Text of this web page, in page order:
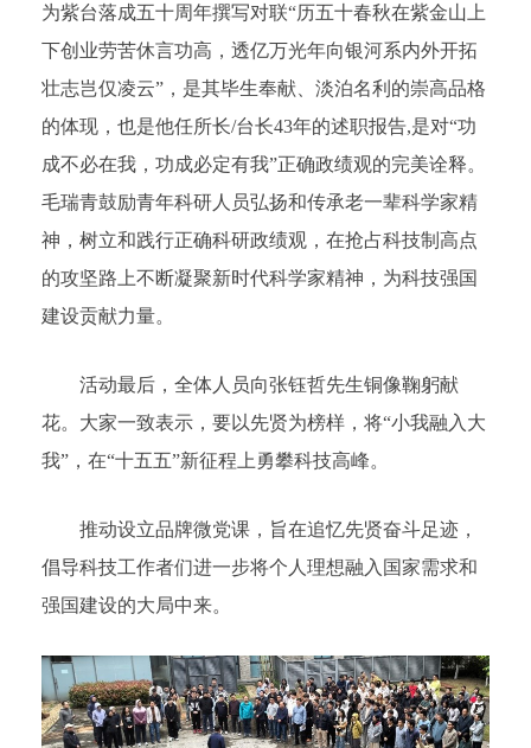
为紫台落成五十周年撰写对联“历五十春秋在紫金山上
下创业劳苦休言功高，透亿万光年向银河系内外开拓
壮志岂仅凌云”，是其毕生奉献、淡泊名利的崇高品格
的体现，也是他任所长/台长43年的述职报告,是对“功
成不必在我，功成必定有我”正确政绩观的完美诠释。
毛瑞青鼓励青年科研人员弘扬和传承老一辈科学家精
神，树立和践行正确科研政绩观，在抢占科技制高点
的攻坚路上不断凝聚新时代科学家精神，为科技强国
建设贡献力量。
活动最后，全体人员向张钰哲先生铜像鞠躬献
花。大家一致表示，要以先贤为榜样，将“小我融入大
我”，在“十五五”新征程上勇攀科技高峰。
推动设立品牌微党课，旨在追忆先贤奋斗足迹，
倡导科技工作者们进一步将个人理想融入国家需求和
强国建设的大局中来。